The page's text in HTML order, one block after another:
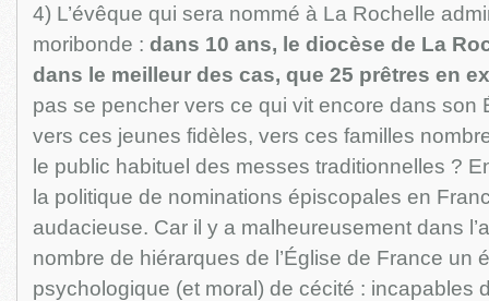
4) L’évêque qui sera nommé à La Rochelle
moribonde : dans 10 ans, le diocèse de La
dans le meilleur des cas, que 25 prêtres en
pas se pencher vers ce qui vit encore dans son
vers ces jeunes fidèles, vers ces familles
le public habituel des messes traditionnelles ?
la politique de nominations épiscopales en
audacieuse. Car il y a malheureusement dans
nombre de hiérarques de l’Église de France un
psychologique (et moral) de cécité : incapables